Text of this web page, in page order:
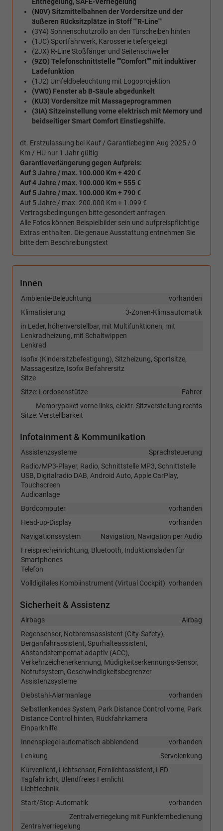
Entriegelung, SAFE-Verriegelung
(N0V) Sitzmittelbahnen der Vordersitze und der
äußeren Rücksitzplätze in Stoff ""R-Line""
(3Y4) Sonnenschutzrollo an den Türscheiben hinten
(1JC) Sportfahrwerk, Karosserie tiefergelegt
(2JX) R-Line Stoßfänger und Seitenschweller
(9ZQ) Telefonschnittstelle ""Comfort"" mit induktiver
Ladefunktion
(1J2) Umfeldbeleuchtung mit Logoprojektion
(VW0) Fenster ab B-Säule abgedunkelt
(KU3) Vordersitze mit Massageprogrammen
(3IA) Sitzeinstellung vorne elektrisch mit Memory und
beidseitiger Smart Comfort Einstiegshilfe.
dt. Erstzulassung bei Kauf / Garantiebeginn Aug 2025 / 0
Km / HU nur 1 Jahr gültig
Garantieverlängerung gegen Aufpreis:
Auf 3 Jahre / max. 100.000 Km + 420 €
Auf 4 Jahre / max. 100.000 Km + 555 €
Auf 5 Jahre / max. 100.000 Km + 790 €
Auf 5 Jahre / max. 200.000 Km + 1.099 €
Vertragsbedingungen bitte gesondert anfragen.
Alle Fotos können Beispielbilder sein und aufpreispflichtige
Extras enthalten. Die genaue Ausstattung entnehmen Sie
bitte dem Beschreibungstext
Innen
vorhanden
Ambiente-Beleuchtung
3-Zonen-Klimaautomatik
Klimatisierung
in Leder, höhenverstellbar, mit Multifunktionen, mit
Lenkradheizung, mit Schaltwippen
Lenkrad
Isofix (Kindersitzbefestigung), Sitzheizung, Sportsitze,
Massagesitze, Isofix Beifahrersitz
Sitze
Fahrer
Sitze: Lordosenstütze
Memorypaket vorne links, elektr. Sitzverstellung rechts
Sitze: Verstellbarkeit
Infotainment & Kommunikation
Sprachsteuerung
Assistenzsysteme
Radio/MP3-Player, Radio, Schnittstelle MP3, Schnittstelle
USB, Digitalradio DAB, Android Auto, Apple CarPlay,
Touchscreen
Audioanlage
vorhanden
Bordcomputer
vorhanden
Head-up-Display
Navigation, Navigation per Audio
Navigationssystem
Freisprecheinrichtung, Bluetooth, Induktionsladen für
Smartphones
Telefon
vorhanden
Volldigitales Kombiinstrument (Virtual Cockpit)
Sicherheit & Assistenz
Airbag
Airbags
Regensensor, Notbremsassistent (City-Safety),
Berganfahrassistent, Spurhalteassistent,
Abstandstempomat adaptiv (ACC),
Verkehrzeichenerkennung, Müdigkeitserkennungs-Sensor,
Notrufsystem, Geschwindigkeitsbegrenzer
Assistenzsysteme
vorhanden
Diebstahl-Alarmanlage
Selbstlenkendes System, Park Distance Control vorne, Park
Distance Control hinten, Rückfahrkamera
Einparkhilfe
vorhanden
Innenspiegel automatisch abblendend
Servolenkung
Lenkung
Kurvenlicht, Lichtsensor, Fernlichtassistent, LED-
Tagfahrlicht, Blendfreies Fernlicht
Lichttechnik
vorhanden
Start/Stop-Automatik
Zentralverriegelung mit Funkfernbedienung
Zentralverriegelung